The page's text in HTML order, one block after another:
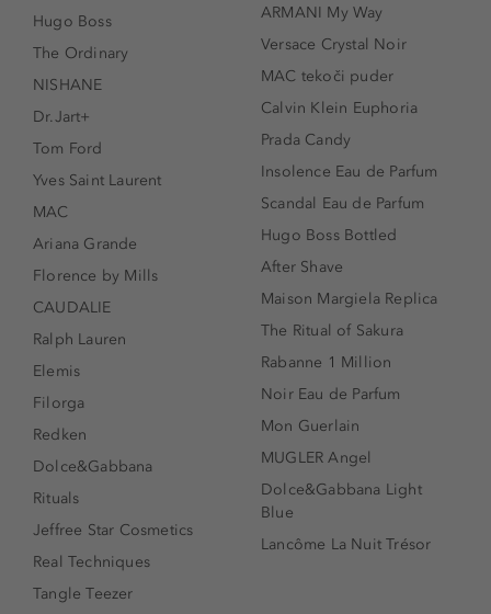
Hugo Boss
The Ordinary
NISHANE
Dr.Jart+
Tom Ford
Yves Saint Laurent
MAC
Ariana Grande
Florence by Mills
CAUDALIE
Ralph Lauren
Elemis
Filorga
Redken
Dolce&Gabbana
Rituals
Jeffree Star Cosmetics
Real Techniques
Tangle Teezer
ARMANI My Way
Versace Crystal Noir
MAC tekoči puder
Calvin Klein Euphoria
Prada Candy
Insolence Eau de Parfum
Scandal Eau de Parfum
Hugo Boss Bottled
After Shave
Maison Margiela Replica
The Ritual of Sakura
Rabanne 1 Million
Noir Eau de Parfum
Mon Guerlain
MUGLER Angel
Dolce&Gabbana Light
Blue
Lancôme La Nuit Trésor